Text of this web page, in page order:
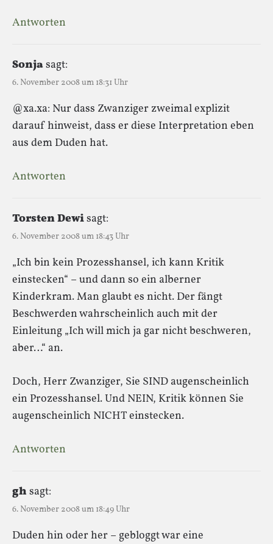
Antworten
Sonjasagt:
6. November 2008 um 18:31 Uhr
@xa.xa: Nur dass Zwanziger zweimal explizit
darauf hinweist, dass er diese Interpretation eben
aus dem Duden hat.
Antworten
Torsten Dewisagt:
6. November 2008 um 18:43 Uhr
„Ich bin kein Prozesshansel, ich kann Kritik
einstecken“ – und dann so ein alberner
Kinderkram. Man glaubt es nicht. Der fängt
Beschwerden wahrscheinlich auch mit der
Einleitung „Ich will mich ja gar nicht beschweren,
aber…“ an.
Doch, Herr Zwanziger, Sie SIND augenscheinlich
ein Prozesshansel. Und NEIN, Kritik können Sie
augenscheinlich NICHT einstecken.
Antworten
gh sagt:
6. November 2008 um 18:49 Uhr
Duden hin oder her – gebloggt war eine